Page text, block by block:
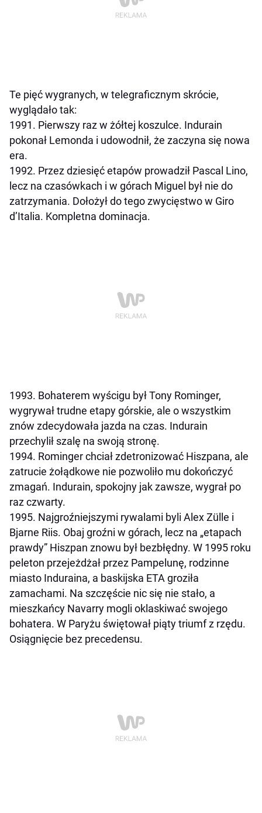
Te pięć wygranych, w telegraficznym skrócie,
wyglądało tak:
1991. Pierwszy raz w żółtej koszulce. Indurain
pokonał Lemo­nda i udowodnił, że zaczyna się nowa
era.
1992. Przez dziesięć etapów prowadził Pascal Lino,
lecz na czasówkach i w górach Miguel był nie do
zatrzymania. Dołożył do tego zwycięstwo w Giro
d’Italia. Kompletna dominacja.
1993. Bohaterem wyścigu był Tony Rominger,
wygrywał trudne etapy górskie, ale o wszystkim
znów zdecydowała jazda na czas. Indurain
przechylił szalę na swoją stronę.
1994. Rominger chciał zdetronizować Hiszpana, ale
zatrucie żołądkowe nie pozwoliło mu dokończyć
zmagań. Indurain, spokojny jak zawsze, wygrał po
raz czwarty.
1995. Najgroźniejszymi rywalami byli Alex Zülle i
Bjarne Riis. Obaj groźni w górach, lecz na „etapach
prawdy” Hiszpan znowu był bezbłędny. W 1995 roku
peleton przejeżdżał przez Pampelunę, rodzinne
miasto Induraina, a baskijska ETA groziła
zamachami. Na szczęście nic się nie stało, a
mieszkańcy Navarry mogli oklaskiwać swojego
bohatera. W Paryżu świętował piąty triumf z rzędu.
Osiągnięcie bez precedensu.